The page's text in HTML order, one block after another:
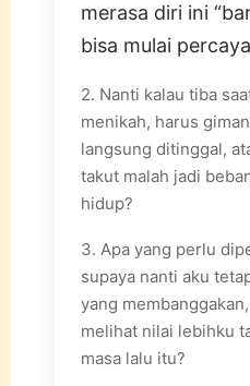
merasa diri ini
bisa mulai
2. Nanti kalau tiba
menikah, harus
langsung ditinggal,
takut malah jadi
hidup?
3. Apa yang perlu
supaya nanti aku
yang
melihat nilai lebihku
masa lalu itu?